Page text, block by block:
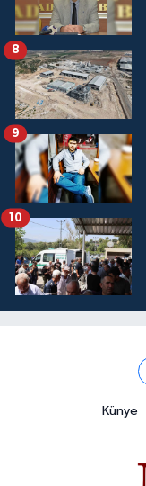
8
9
10
Künye